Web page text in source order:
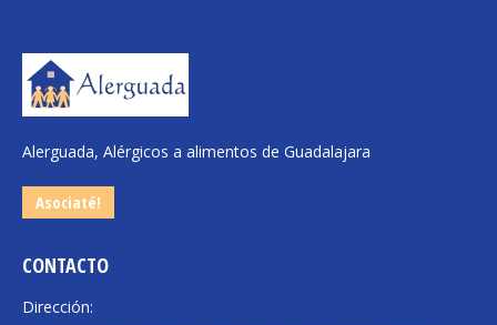
Alerguada, Alérgicos a alimentos de Guadalajara
Asociaté!
CONTACTO
Dirección: